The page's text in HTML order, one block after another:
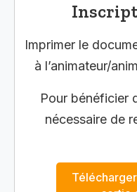
Imprimer le
à l’animateur/
Pour bénéficier
nécessaire de